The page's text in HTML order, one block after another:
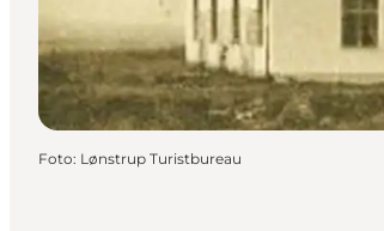
Foto: Lønstrup Turistbureau